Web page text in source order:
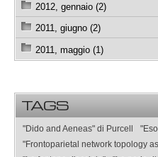
2012, gennaio (2)
2011, giugno (2)
2011, maggio (1)
TAGS
"Dido and Aeneas" di Purcell
"Frontoparietal network topology